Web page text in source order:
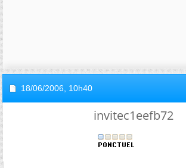
18/06/2006, 10h40
invitec1eefb72